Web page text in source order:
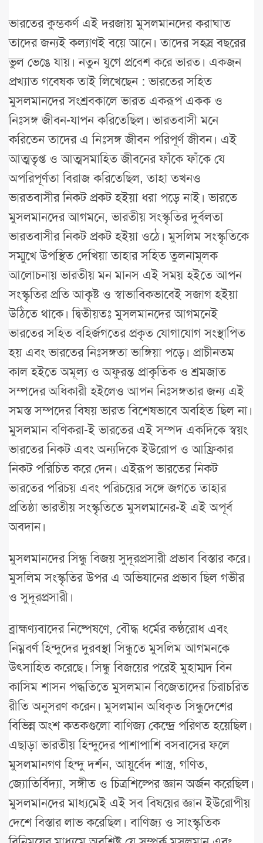
ভারতের কুম্ভকর্ণ এই দরজায় মুসলমানদের করাঘাত
তাদের জন্যই কল্যাণই বয়ে আনে। তাদের সহস্র বছরের
ভুল ভেঙে যায়। নতুন যুগে প্রবেশ করে ভারত। একজন
প্রখ্যাত গবেষক তাই লিখেছেন : ভারতের সহিত
মুসলমানদের সংশ্রবকালে ভারত একরূপ একক ও
নিঃসঙ্গ জীবন-যাপন করিতেছিল। ভারতবাসী মনে
করিতেন তাদের এ নিঃসঙ্গ জীবন পরিপূর্ণ জীবন। এই
আত্মতৃপ্ত ও আত্মসমাহিত জীবনের ফাঁকে ফাঁকে যে
অপরিপূর্ণতা বিরাজ করিতেছিল, তাহা তখনও
ভারতবাসীর নিকট প্রকট হইয়া ধরা পড়ে নাই। ভারতে
মুসলমানদের আগমনে, ভারতীয় সংস্কৃতির দুর্বলতা
ভারতবাসীর নিকট প্রকট হইয়া ওঠে। মুসলিম সংস্কৃতিকে
সম্মুখে উপস্থিত দেখিয়া তাহার সহিত তুলনামূলক
আলোচনায় ভারতীয় মন মানস এই সময় হইতে আপন
সংস্কৃতির প্রতি আকৃষ্ট ও স্বাভাবিকভাবেই সজাগ হইয়া
উঠিতে থাকে। দ্বিতীয়তঃ মুসলমানদের আগমনেই
ভারতের সহিত বহির্জগতের প্রকৃত যোগাযোগ সংস্থাপিত
হয় এবং ভারতের নিঃসঙ্গতা ভাঙ্গিয়া পড়ে। প্রাচীনতম
কাল হইতে অমূল্য ও অফুরন্ত প্রাকৃতিক ও শ্রমজাত
সম্পদের অধিকারী হইলেও আপন নিঃসঙ্গতার জন্য এই
সমস্ত সম্পদের বিষয় ভারত বিশেষভাবে অবহিত ছিল না।
মুসলমান বণিকরা-ই ভারতের এই সম্পদ একদিকে স্বয়ং
ভারতের নিকট এবং অন্যদিকে ইউরোপ ও আফ্রিকার
নিকট পরিচিত করে দেন। এইরূপ ভারতের নিকট
ভারতের পরিচয় এবং পরিচয়ের সঙ্গে জগতে তাহার
প্রতিষ্ঠা ভারতীয় সংস্কৃতিতে মুসলমানের-ই এই অপূর্ব
অবদান।
মুসলমানদের সিন্ধু বিজয় সুদূরপ্রসারী প্রভাব বিস্তার করে।
মুসলিম সংস্কৃতির উপর এ অভিযানের প্রভাব ছিল গভীর
ও সুদূরপ্রসারী।
ব্রাহ্মণ্যবাদের নিষ্পেষণে, বৌদ্ধ ধর্মের কণ্ঠরোধ এবং
নিম্নবর্ণ হিন্দুদের দুরবস্থা সিন্ধুতে মুসলিম আগমনকে
উৎসাহিত করেছে। সিন্ধু বিজয়ের পরেই মুহাম্মদ বিন
কাসিম শাসন পদ্ধতিতে মুসলমান বিজেতাদের চিরাচরিত
রীতি অনুসরণ করেন। মুসলমান অধিকৃত সিন্ধুদেশের
বিভিন্ন অংশ কতকগুলো বাণিজ্য কেন্দ্রে পরিণত হয়েছিল।
এছাড়া ভারতীয় হিন্দুদের পাশাপাশি বসবাসের ফলে
মুসলমানগণ হিন্দু দর্শন, আয়ুর্বেদ শাস্ত্র, গণিত,
জ্যোতির্বিদ্যা, সঙ্গীত ও চিত্রশিল্পের জ্ঞান অর্জন করেছিল।
মুসলমানদের মাধ্যমেই এই সব বিষয়ের জ্ঞান ইউরোপীয়
দেশে বিস্তার লাভ করেছিল। বাণিজ্য ও সাংস্কৃতিক